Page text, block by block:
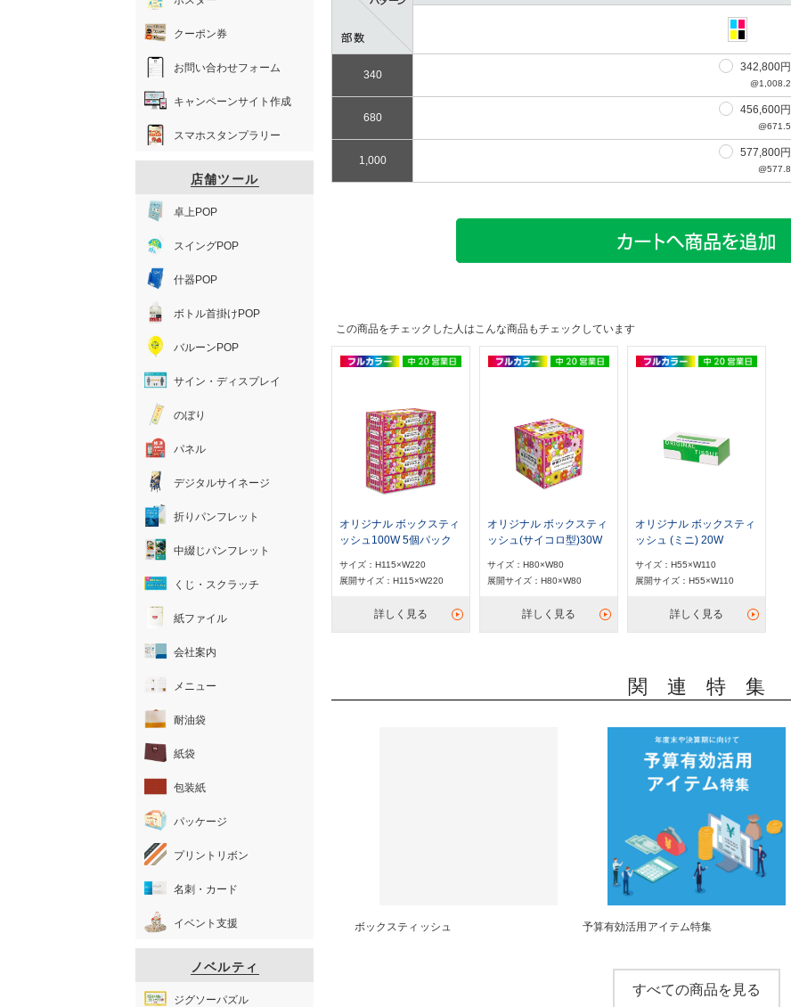
340
342,800円
@1,008.2
680
456,600円
@671.5
1,000
577,800円
@577.8
この商品をチェックした人はこんな商品もチェックしています
オリジナル ボックスティ
ッシュ100W 5個パック
サイズ：H115×W220
展開サイズ：H115×W220
詳しく見る
オリジナル ボックスティ
ッシュ(サイコロ型)30W
サイズ：H80×W80
展開サイズ：H80×W80
詳しく見る
オリジナル ボックスティ
ッシュ (ミニ) 20W
サイズ：H55×W110
展開サイズ：H55×W110
詳しく見る
関 連 特 集
ボックスティッシュ 予算有効活用アイテム特集
すべての商品を見る
クーポン券
お問い合わせフォーム
キャンペーンサイト作成
スマホスタンプラリー
店舗ツール
卓上POP
スイングPOP
什器POP
ボトル首掛けPOP
バルーンPOP
サイン・ディスプレイ
のぼり
パネル
デジタルサイネージ
折りパンフレット
中綴じパンフレット
くじ・スクラッチ
紙ファイル
会社案内
メニュー
耐油袋
紙袋
包装紙
パッケージ
プリントリボン
名刺・カード
イベント支援
ノベルティ
ジグソーパズル